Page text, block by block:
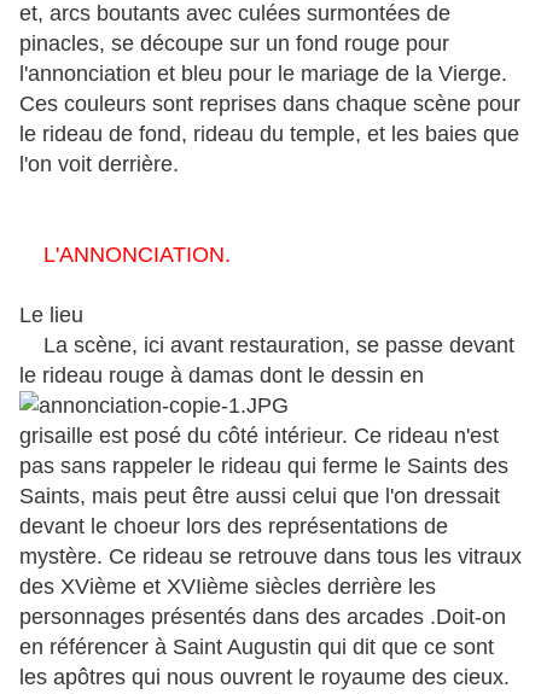
et, arcs boutants avec culées surmontées de
pinacles, se découpe sur un fond rouge pour
l'annonciation et bleu pour le mariage de la Vierge.
Ces couleurs sont reprises dans chaque scène pour
le rideau de fond, rideau du temple, et les baies que
l'on voit derrière.
L'ANNONCIATION.
Le lieu
La scène, ici avant restauration, se passe devant
le rideau rouge à damas dont le dessin en
grisaille est posé du côté intérieur. Ce rideau n'est
pas sans rappeler le rideau qui ferme le Saints des
Saints, mais peut être aussi celui que l'on dressait
devant le choeur lors des représentations de
mystère. Ce rideau se retrouve dans tous les vitraux
des XVième et XVIième siècles derrière les
personnages présentés dans des arcades .Doit-on
en référencer à Saint Augustin qui dit que ce sont
les apôtres qui nous ouvrent le royaume des cieux.